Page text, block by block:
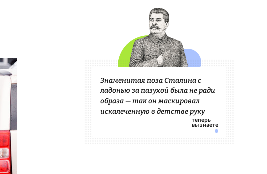
Знаменитая поза Сталина с
ладонью за пазухой была не ради
образа — так он маскировал
искалеченную в детстве руку